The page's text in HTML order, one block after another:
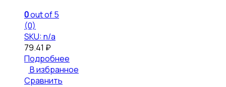
0out of 5
(0)
SKU: n/a
79.41 ₽
Подробнее
В избранное
Сравнить